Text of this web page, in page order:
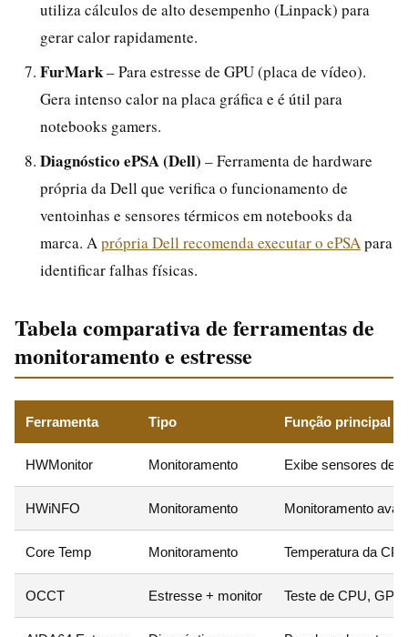
utiliza cálculos de alto desempenho (Linpack) para
gerar calor rapidamente.
FurMark– Para estresse de GPU (placa de vídeo).
Gera intenso calor na placa gráfica e é útil para
notebooks gamers.
Diagnóstico ePSA (Dell) – Ferramenta de hardware
própria da Dell que verifica o funcionamento de
ventoinhas e sensores térmicos em notebooks da
marca. A própria Dell recomenda executar o ePSA para
identificar falhas físicas.
Tabela comparativa de ferramentas de
monitoramento e estresse
Ferramenta Tipo Função principal
HWMonitor Monitoramento Exibe sensores de
HWiNFO Monitoramento Monitoramento
Core Temp Monitoramento Temperatura da
OCCT Estresse + monitor Teste de CPU,